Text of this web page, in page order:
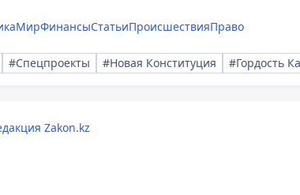
МирФинансыСтатьиПроисшествияПраво
#Спецпроекты #Новая Конституция #Гордость
Zakon.kz